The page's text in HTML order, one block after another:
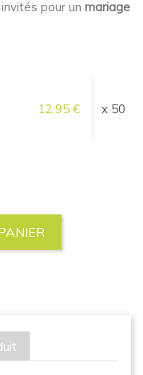
pour un mariage
12,95 € x 50